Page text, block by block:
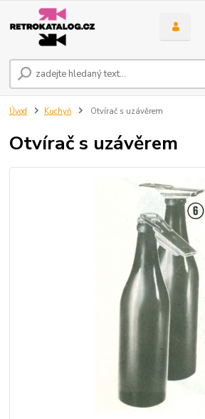
Úvod Kuchyň Otvírač s uzávěrem
Otvírač s uzávěrem